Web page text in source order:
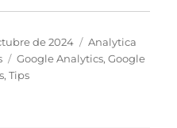
de 2024
C
a
Analytica
E
t
Google Analytics,Google
,Tips